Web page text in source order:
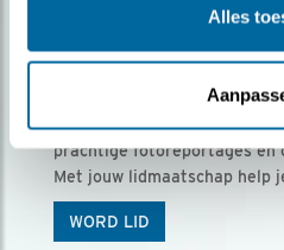
Alles
Ontvang 5 x Vogels
Vogels is het tijdschrift voor
prachtige fotoreportages en
Met jouw lidmaatschap help
WORD LID